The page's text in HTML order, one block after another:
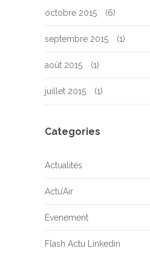
octobre 2015 (6)
septembre 2015 (1)
août 2015 (1)
juillet 2015 (1)
Categories
Actualités
Actu’Air
Evenement
Flash Actu Linkedin